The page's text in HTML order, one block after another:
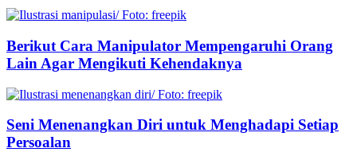
Berikut Cara Manipulator Mempengaruhi Orang
Lain Agar Mengikuti Kehendaknya
Seni Menenangkan Diri untuk Menghadapi Setiap
Persoalan